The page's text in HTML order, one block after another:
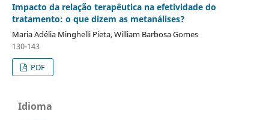
Impacto da relação terapêutica na efetividade do
tratamento: o que dizem as metanálises?
Maria Adélia Minghelli Pieta, William Barbosa Gomes
130-143
PDF
Idioma